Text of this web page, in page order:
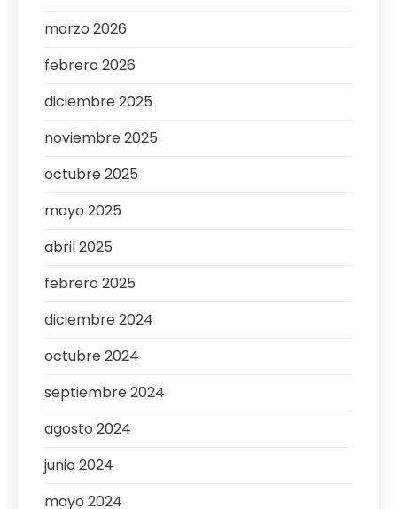
marzo 2026
febrero 2026
diciembre 2025
noviembre 2025
octubre 2025
mayo 2025
abril 2025
febrero 2025
diciembre 2024
octubre 2024
septiembre 2024
agosto 2024
junio 2024
mayo 2024